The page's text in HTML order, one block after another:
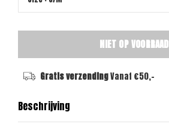
NIET OP VOORRAAD
Gratis verzendingVanaf €50,-
Beschrijving